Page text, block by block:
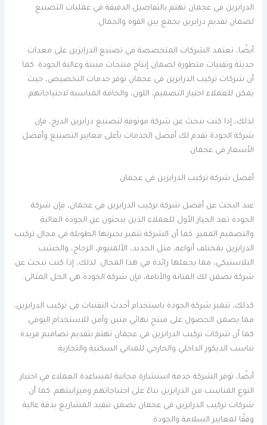
الدرابزين في عجمان تهتم بالتفاصيل الدقيقة في عمليات التصنيع
لضمان تقديم درابزين يجمع بين القوة والجمال.
أيضًا، تعتمد الشركات المتخصصة في تصنيع الدرابزين على معدات
حديثة وتقنيات متطورة لضمان إنتاج منتجات متينة وعالية الجودة. كما
أن شركات تركيب الدرابزين في عجمان توفر خدمات التخصيص، حيث
يمكن للعملاء اختيار التصميم، اللون، والخامة المناسبة لاحتياجاتهم.
لذلك، إذا كنت تبحث عن شركة موثوقة لتصنيع درابزين الدرج، فإن
شركة الجودة تقدم لك أفضل الخدمات بأعلى معايير التصنيع وأفضل
الأسعار في عجمان.
أفضل شركة تركيب الدرابزين في عجمان
عند البحث عن أفضل شركة تركيب الدرابزين في عجمان، فإن شركة
الجودة تعد الخيار الأول للعملاء الذين يبحثون عن الجودة العالية
والتصميم المميز. كما أن الشركة تتميز بخبرتها الطويلة في مجال تركيب
الدرابزين بمختلف أنواعه، مثل الحديد، الألمنيوم، الزجاج، والخشب
البلاستيكي، مما يجعلها رائدة في هذا المجال. لذلك، إذا كنت تبحث عن
شركة تضمن لك المتانة والأناقة، فإن شركة الجودة هي الحل المثالي.
كذلك، تتميز شركة الجودة باستخدام أحدث التقنيات في تركيب الدرابزين،
مما يضمن الحصول على منتج نهائي متين وآمن للاستخدام اليومي.
كما أن شركات تركيب الدرابزين في عجمان تهتم بتقديم تصاميم فريدة
تناسب الديكور الداخلي والخارجي للمباني السكنية والتجارية.
أيضًا، توفر الشركة خدمة استشارة مجانية لمساعدة العملاء في اختيار
النوع المناسب من الدرابزين بناءً على احتياجاتهم وميزانيتهم. كما أن
شركات تركيب الدرابزين في عجمان تضمن تنفيذ المشاريع بدقة عالية
وفقًا لمعايير السلامة والجودة.